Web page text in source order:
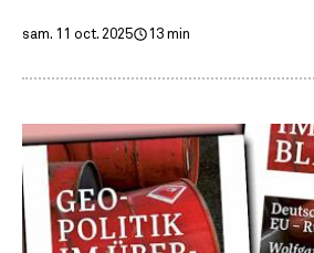
sam. 11 oct. 2025 13 min